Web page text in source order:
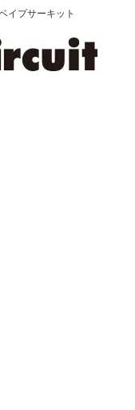
イプサーキット